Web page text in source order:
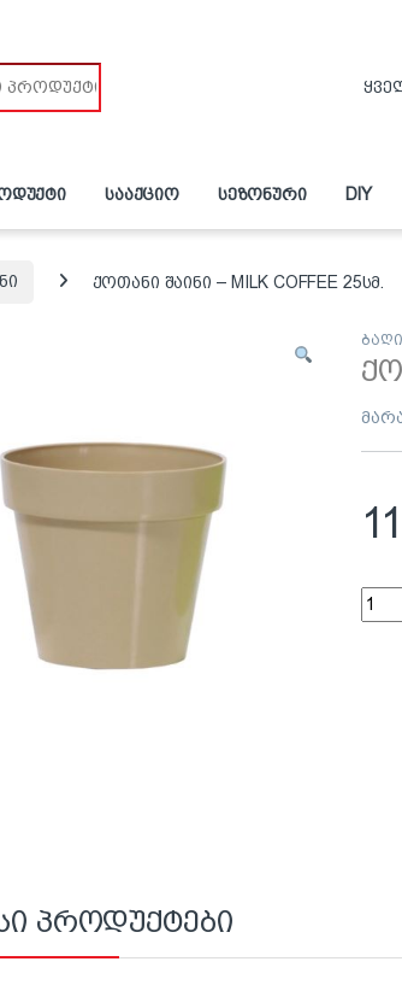
სააქციო სეზონური DIY
ქოთანი შაინი – MILK COFFEE 25სმ.
ბაღი
პროდუქტები